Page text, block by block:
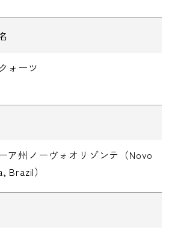
ォーツ
ア州ノーヴォオリゾンテ（Novo
Brazil）